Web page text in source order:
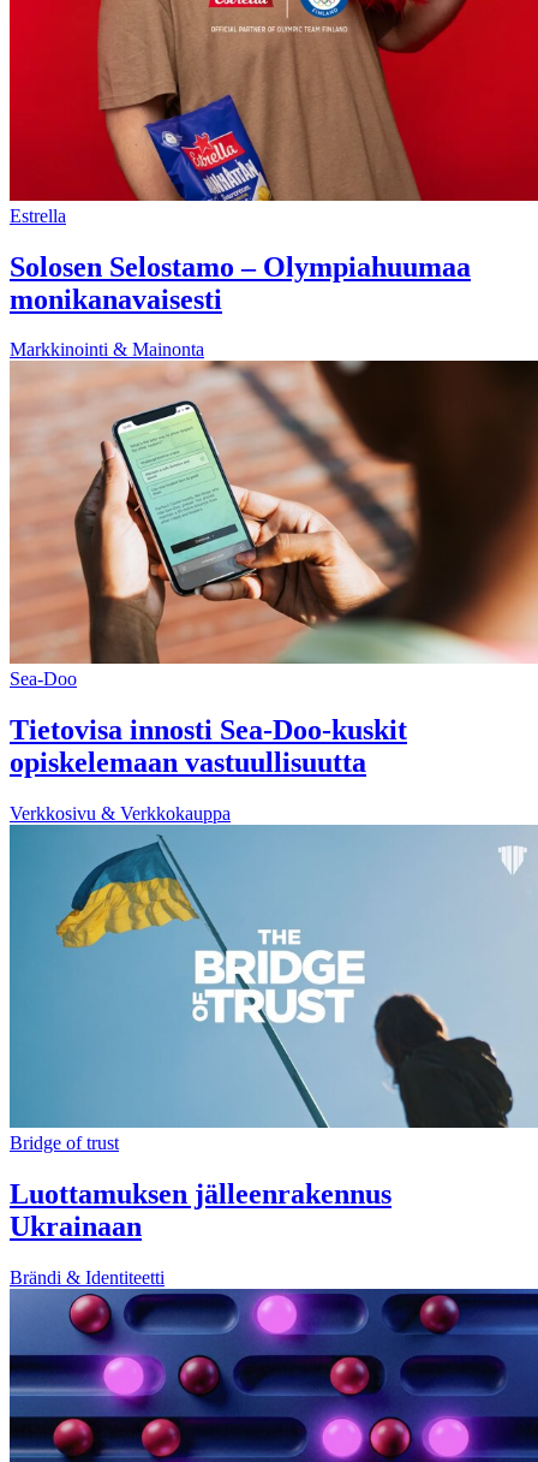
Estrella
Solosen Selostamo – Olympiahuumaa
monikanavaisesti
Markkinointi & Mainonta
Sea-Doo
Tietovisa innosti Sea-Doo-kuskit
opiskelemaan vastuullisuutta
Verkkosivu & Verkkokauppa
Bridge of trust
Luottamuksen jälleenrakennus
Ukrainaan
Brändi & Identiteetti